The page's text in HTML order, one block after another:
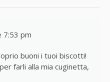
7:53 pm
buoni i tuoi biscotti!
farli alla mia cuginetta,